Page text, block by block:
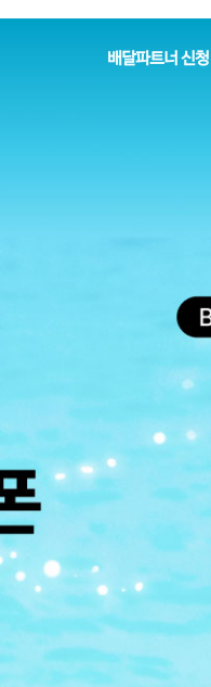
배달파트너 신청